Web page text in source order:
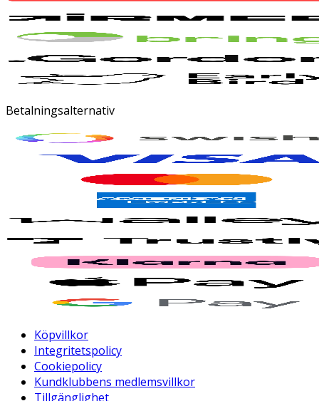
Betalningsalternativ
Köpvillkor
Integritetspolicy
Cookiepolicy
Kundklubbens medlemsvillkor
Tillgänglighet